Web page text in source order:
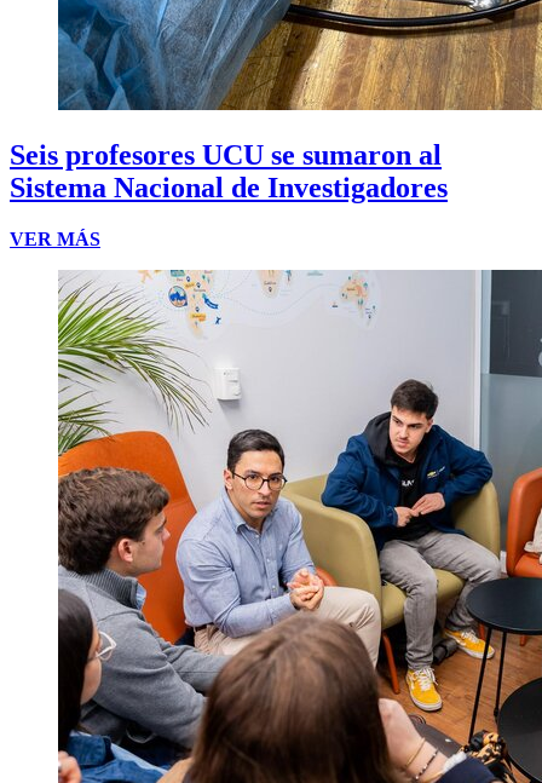
Seis profesores UCU se sumaron al
Sistema Nacional de Investigadores
VER MÁS